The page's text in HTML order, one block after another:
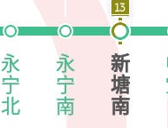
永
宁
北
永
宁
南
13
新
塘
南